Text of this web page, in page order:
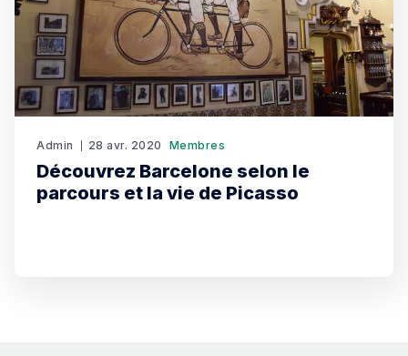
Admin 28 avr. 2020 Membres
Découvrez Barcelone selon le
parcours et la vie de Picasso